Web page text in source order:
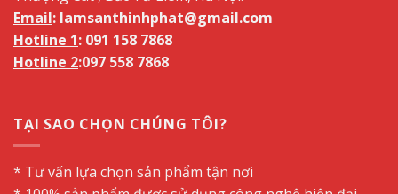
Email: lamsanthinhphat@gmail.com
Hotline 1: 091 158 7868
Hotline 2:097 558 7868
TẠI SAO CHỌN CHÚNG TÔI?
* Tư vấn lựa chọn sản phẩm tận nơi